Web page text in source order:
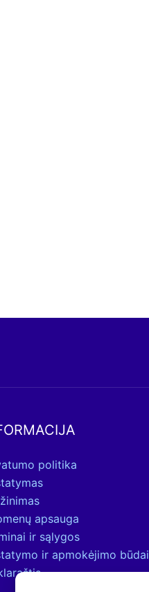
politika
apsauga
ir sąlygos
ir apmokėjimo būdai